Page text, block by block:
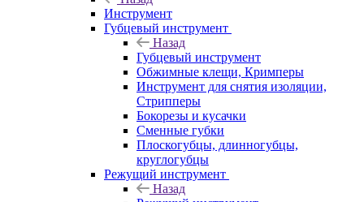
Инструмент
Губцевый инструмент
Назад
Губцевый инструмент
Обжимные клещи, Кримперы
Инструмент для снятия изоляции,
Стрипперы
Бокорезы и кусачки
Сменные губки
Плоскогубцы, длинногубцы,
круглогубцы
Режущий инструмент
Назад